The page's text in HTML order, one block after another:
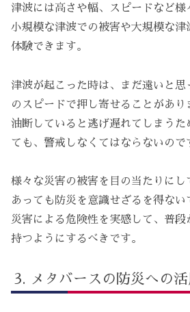
津波には高さや幅、スピードなど様
小規模な津波での被害や大規模な津
体験できます。
津波が起こった時は、まだ遠いと思
のスピードで押し寄せることがあり
油断していると逃げ遅れてしまうた
ても、警戒しなくてはならないので
様々な災害の被害を目の当たりにし
あっても防災を意識せざるを得ない
災害による危険性を実感して、普段
持つようにするべきです。
メタバースの防災への活